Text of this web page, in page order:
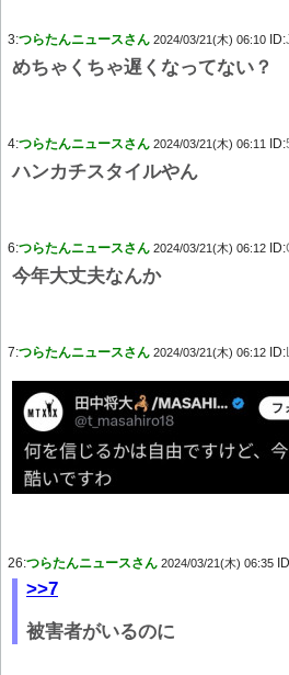
3:つらたんニュースさん 2024/03/21(木) 06:10 ID:
めちゃくちゃ遅くなってない？
4:つらたんニュースさん 2024/03/21(木) 06:11 ID:
ハンカチスタイルやん
6:つらたんニュースさん 2024/03/21(木) 06:12 ID:
今年大丈夫なんか
7:つらたんニュースさん 2024/03/21(木) 06:12 ID:
26:つらたんニュースさん 2024/03/21(木) 06:35
>>7
被害者がいるのに